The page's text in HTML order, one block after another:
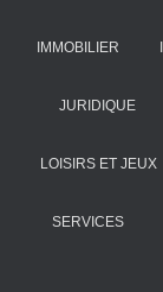
IMMOBILIER
JURIDIQUE
LOISIRS ET JEUX
SERVICES